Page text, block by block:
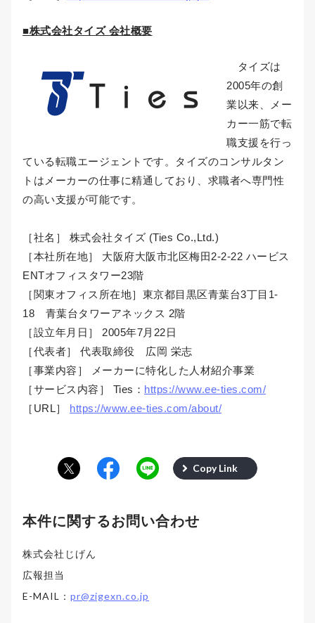
■株式会社タイズ 会社概要
タイズは
2005年の創
業以来、メー
カー一筋で転
職支援を行っ
ている転職エージェントです。タイズのコンサルタン
トはメーカーの仕事に精通しており、求職者へ専門性
の高い支援が可能です。
［社名］ 株式会社タイズ (Ties Co.,Ltd.)
［本社所在地］ 大阪府大阪市北区梅田2-2-22 ハービス
ENTオフィスタワー23階
［関東オフィス所在地］東京都目黒区青葉台3丁目1-
18 青葉台タワーアネックス 2階
［設立年月日］ 2005年7月22日
［代表者］ 代表取締役 広岡 栄志
［事業内容］ メーカーに特化した人材紹介事業
［サービス内容］ Ties： https://www.ee-ties.com/
［URL］ https://www.ee-ties.com/about/
Copy Link
本件に関するお問い合わせ
株式会社じげん
広報担当
E-MAIL： pr@zigexn.co.jp